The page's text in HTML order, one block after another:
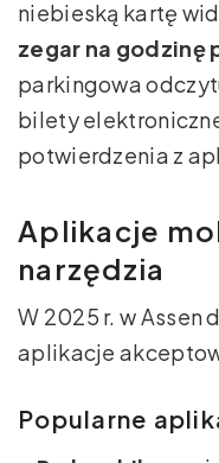
niebieską kartę
zegar na godzinę
parkingowa
bilety
potwierdzenia z
Aplikacje
narzędzia
W 2025 r. w Assen
aplikacje
Popularne